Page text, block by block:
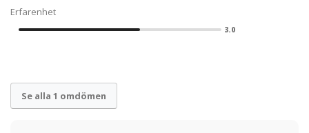
Erfarenhet
3.0
Se alla 1 omdömen